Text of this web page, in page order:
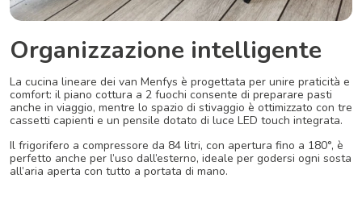
Organizzazione intelligente
La cucina lineare dei van Menfys è progettata per unire praticità e
comfort: il piano cottura a 2 fuochi consente di preparare pasti
anche in viaggio, mentre lo spazio di stivaggio è ottimizzato con tre
cassetti capienti e un pensile dotato di luce LED touch integrata.
Il frigorifero a compressore da 84 litri, con apertura fino a 180°, è
perfetto anche per l’uso dall’esterno, ideale per godersi ogni sosta
all’aria aperta con tutto a portata di mano.